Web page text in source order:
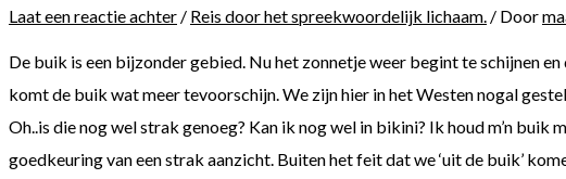
Laat een reactie achter / Reis door het spreekwoordelijk lichaam. / Door
De buik is een bijzonder gebied. Nu het zonnetje weer begint te schijnen
komt de buik wat meer tevoorschijn. We zijn hier in het Westen nogal
Oh..is die nog wel strak genoeg? Kan ik nog wel in bikini? Ik houd m’n
goedkeuring van een strak aanzicht. Buiten het feit dat we ‘uit de buik’